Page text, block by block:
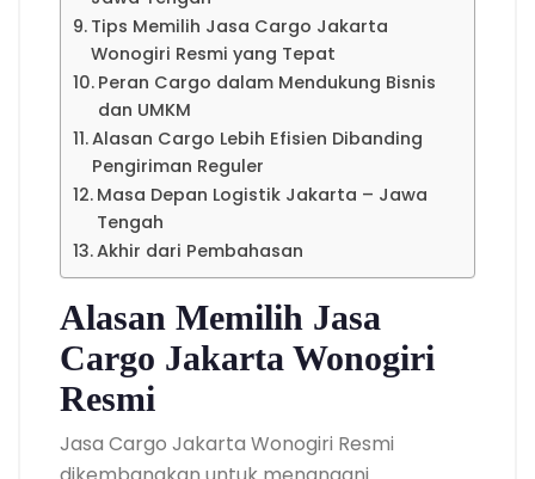
Tips Memilih Jasa Cargo Jakarta
Wonogiri Resmi yang Tepat
Peran Cargo dalam Mendukung Bisnis
dan UMKM
Alasan Cargo Lebih Efisien Dibanding
Pengiriman Reguler
Masa Depan Logistik Jakarta – Jawa
Tengah
Akhir dari Pembahasan
Alasan Memilih Jasa
Cargo Jakarta Wonogiri
Resmi
Jasa Cargo Jakarta Wonogiri Resmi